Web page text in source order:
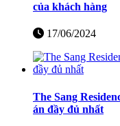
của khách hàng
17/06/2024
The Sang
án đầy đủ nhất